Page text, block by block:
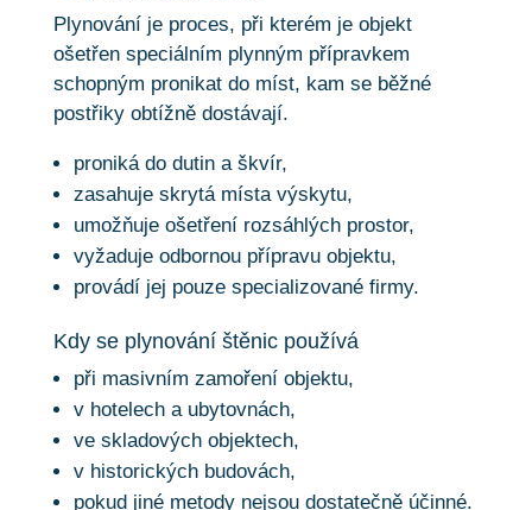
Plynování je proces, při kterém je objekt
ošetřen speciálním plynným přípravkem
schopným pronikat do míst, kam se běžné
postřiky obtížně dostávají.
proniká do dutin a škvír,
zasahuje skrytá místa výskytu,
umožňuje ošetření rozsáhlých prostor,
vyžaduje odbornou přípravu objektu,
provádí jej pouze specializované firmy.
Kdy se plynování štěnic používá
při masivním zamoření objektu,
v hotelech a ubytovnách,
ve skladových objektech,
v historických budovách,
pokud jiné metody nejsou dostatečně účinné.